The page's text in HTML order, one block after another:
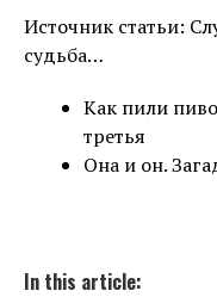
Источник статьи:
судьба…
Как пили
третья
Она и он.
In this article: